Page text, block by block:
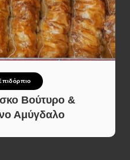
Βούτυρο &
Αμύγδαλο